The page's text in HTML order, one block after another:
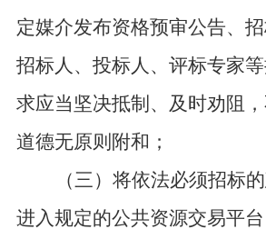
定媒介发布资格预审公告、
招标人、投标人、评标专家
求应当坚决抵制、及时劝阻
道德无原则附和；
（三）将依法必须招标
进入规定的公共资源交易平